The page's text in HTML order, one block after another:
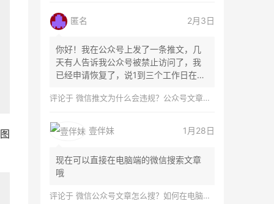
匿名 2月3日
你好！我在公众号上发了一条推文，几
天有人告诉我公众号被禁止访问了，我
已经申请恢复了，说1到三个工作日在微
评论于 微信推文为什么会违规？公众号文章怎么检测是否违规？
壹伴妹 1月28日
现在可以直接在电脑端的微信搜索文章
哦
评论于 微信公众号文章怎么搜？如何在电脑上搜索公众号文章？